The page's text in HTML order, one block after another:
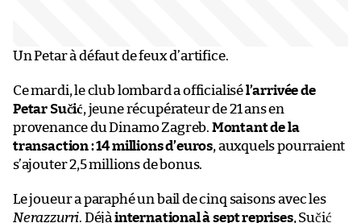
Un Petar à défaut de feux d’artifice.
Ce mardi, le club lombard a officialisél’arrivée de
Petar Sučić, jeune récupérateur de 21 ans en
provenance du Dinamo Zagreb. Montant de la
transaction : 14 millions d’euros, auxquels pourraient
s’ajouter 2,5 millions de bonus.
Le joueur a paraphé un bail de cinq saisons avec les
Nerazzurri. Déjà international à sept reprises, Sučić